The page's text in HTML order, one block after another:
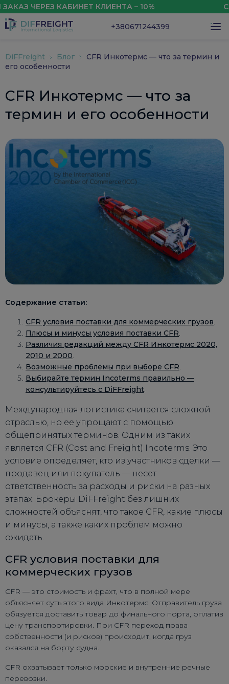
КАБИНЕТ КЛИЕНТА – 10%
+380671244399
DiFFreight Блог
CFR Инкотермс — что за термин и
его особенности
CFR Инкотермс — что за
термин и его особенности
Содержание статьи:
CFR условия поставки для коммерческих грузов.
Плюсы и минусы условия поставки CFR.
Различия редакций между CFR Инкотермс 2020,
2010 и 2000.
Возможные проблемы при выборе CFR.
Выбирайте термин Incoterms правильно —
консультируйтесь с DiFFreight.
Международная логистика считается сложной
отраслью, но ее упрощают с помощью
общепринятых терминов. Одним из таких
является CFR (Cost and Freight) Incoterms. Это
условие определяет, кто из участников сделки —
продавец или покупатель — несет
ответственность за расходы и риски на разных
этапах. Брокеры DiFFreight без лишних
сложностей объяснят, что такое CFR, какие плюсы
и минусы, а также каких проблем можно
ожидать.
CFR условия поставки для
коммерческих грузов
CFR — это стоимость и фрахт, что в полной мере
объясняет суть этого вида Инкотермс. Отправитель груза
обязуется доставить товар до финального порта, оплатив
цену транспортировки. При CFR переход права
собственности (и рисков) происходит, когда груз
оказался на борту судна.
CFR охватывает только морские и внутренние речные
перевозки.